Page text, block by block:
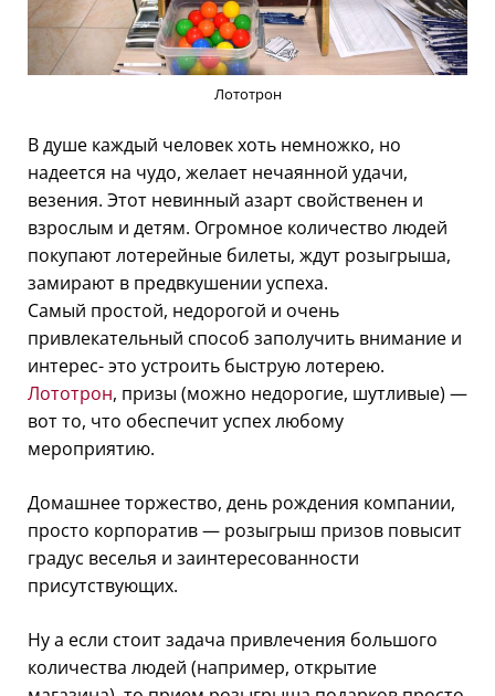
Лототрон
В душе каждый человек хоть немножко, но
надеется на чудо, желает нечаянной удачи,
везения. Этот невинный азарт свойственен и
взрослым и детям. Огромное количество людей
покупают лотерейные билеты, ждут розыгрыша,
замирают в предвкушении успеха.
Самый простой, недорогой и очень
привлекательный способ заполучить внимание и
интерес- это устроить быструю лотерею.
Лототрон, призы (можно недорогие, шутливые) —
вот то, что обеспечит успех любому
мероприятию.
Домашнее торжество, день рождения компании,
просто корпоратив — розыгрыш призов повысит
градус веселья и заинтересованности
присутствующих.
Ну а если стоит задача привлечения большого
количества людей (например, открытие